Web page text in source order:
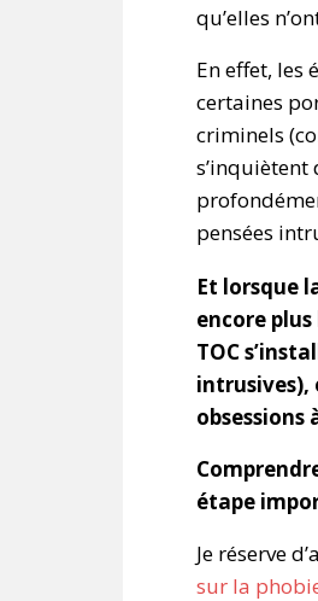
qu’elles
En effet, les
certaines
criminels
s’inquiètent
pensées
Et lorsque
encore
TOC
intrusives),
étape
Je réserve
sur la